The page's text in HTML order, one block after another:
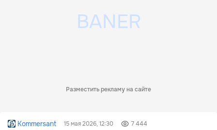
Разместить рекламу на сайте
Kommersant 15 мая 2026, 12:30 7 444